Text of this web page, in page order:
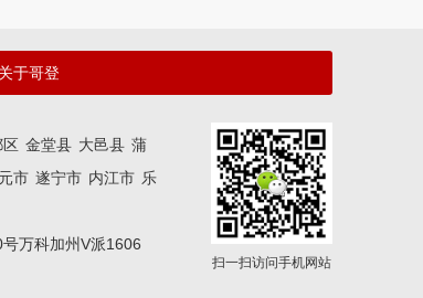
关于哥登
区 金堂县 大邑县 蒲
市 遂宁市 内江市 乐
万科加州V派1606
扫一扫访问手机网站